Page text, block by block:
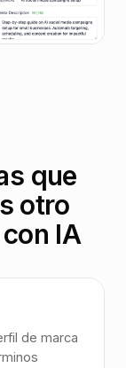
que
otro
IA
de marca